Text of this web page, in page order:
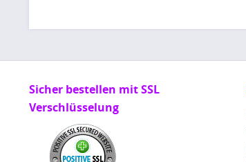
Sicher bestellen mit SSL
Verschlüsselung